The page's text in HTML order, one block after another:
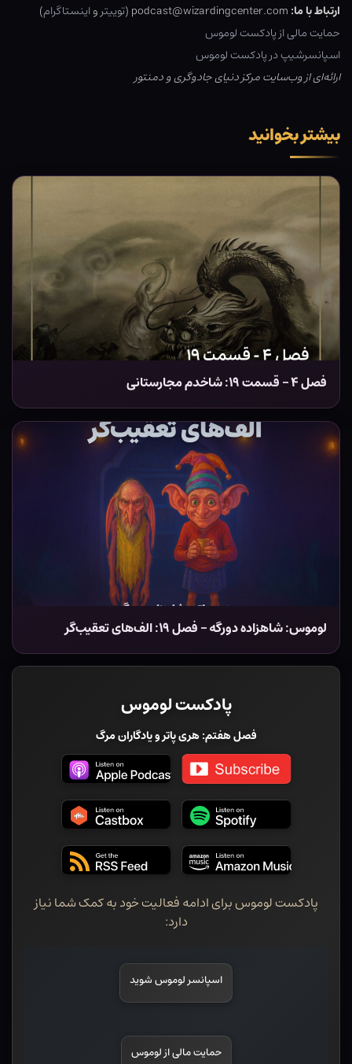
ارتباط با ما: podcast@wizardingcenter.com ( توییترواینستاگرام)
حمایت مالی از پادکست لوموس
اسپانسرشیپ در پادکست لوموس
ارائه‌ای از وب‌سایت مرکز دنیای جادوگری و دمنتور
بیشتر بخوانید
فصل ۴ – قسمت ۱۹: شاخدم مجارستانی
لوموس: شاهزاده دورگه – فصل ۱۹: الف‌های تعقیب‌گر
پادکست لوموس
فصل هفتم: هری پاتر و یادگاران مرگ
پادکست لوموس برای ادامه فعالیت خود به کمک شما نیاز
دارد:
اسپانسر لوموس شوید
حمایت مالی از لوموس